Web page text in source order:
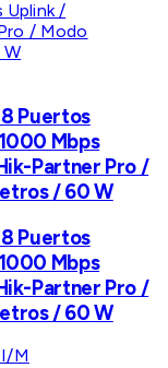
Puertos
Mbps
Partner Pro /
/ 60 W
Puertos
Mbps
Partner Pro /
/ 60 W
M